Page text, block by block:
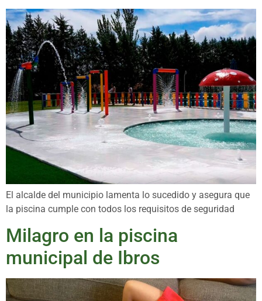
El alcalde del municipio lamenta lo sucedido y asegura que
la piscina cumple con todos los requisitos de seguridad
Milagro en la piscina
municipal de Ibros